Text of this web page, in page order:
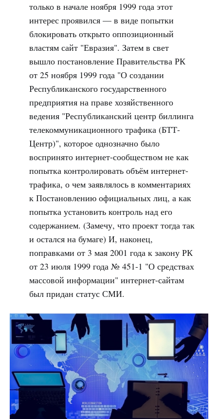
только в начале ноября 1999 года этот
интерес проявился — в виде попытки
блокировать открыто оппозиционный
властям сайт "Евразия". Затем в свет
вышло постановление Правительства РК
от 25 ноября 1999 года "О создании
Республиканского государственного
предприятия на праве хозяйственного
ведения "Республиканский центр биллинга
телекоммуникационного трафика (БТТ-
Центр)", которое однозначно было
воспринято интернет-сообществом не как
попытка контролировать объём интернет-
трафика, о чем заявлялось в комментариях
к Постановлению официальных лиц, а как
попытка установить контроль над его
содержанием. (Замечу, что проект тогда так
и остался на бумаге) И, наконец,
поправками от 3 мая 2001 года к закону РК
от 23 июля 1999 года № 451-1 "О средствах
массовой информации" интернет-сайтам
был придан статус СМИ.